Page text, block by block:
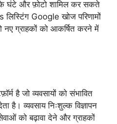
घंटे और फ़ोटो शामिल कर सकते
Google खोज परिणामों
नए ग्राहकों को आकर्षित करने में
है जो व्यवसायों को संभावित
है। व्यवसाय निःशुल्क विज्ञापन
को बढ़ावा देने और ग्राहकों